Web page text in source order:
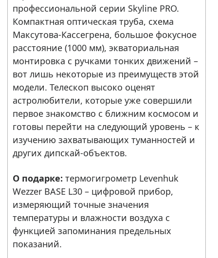
профессиональной серии Skyline PRO.
Компактная оптическая труба, схема
Максутова-Кассегрена, большое фокусное
расстояние (1000 мм), экваториальная
монтировка с ручками тонких движений –
вот лишь некоторые из преимуществ этой
модели. Телескоп высоко оценят
астролюбители, которые уже совершили
первое знакомство с ближним космосом и
готовы перейти на следующий уровень – к
изучению захватывающих туманностей и
других дипскай-объектов.
О подарке: термогигрометр Levenhuk
Wezzer BASE L30 – цифровой прибор,
измеряющий точные значения
температуры и влажности воздуха с
функцией запоминания предельных
показаний.